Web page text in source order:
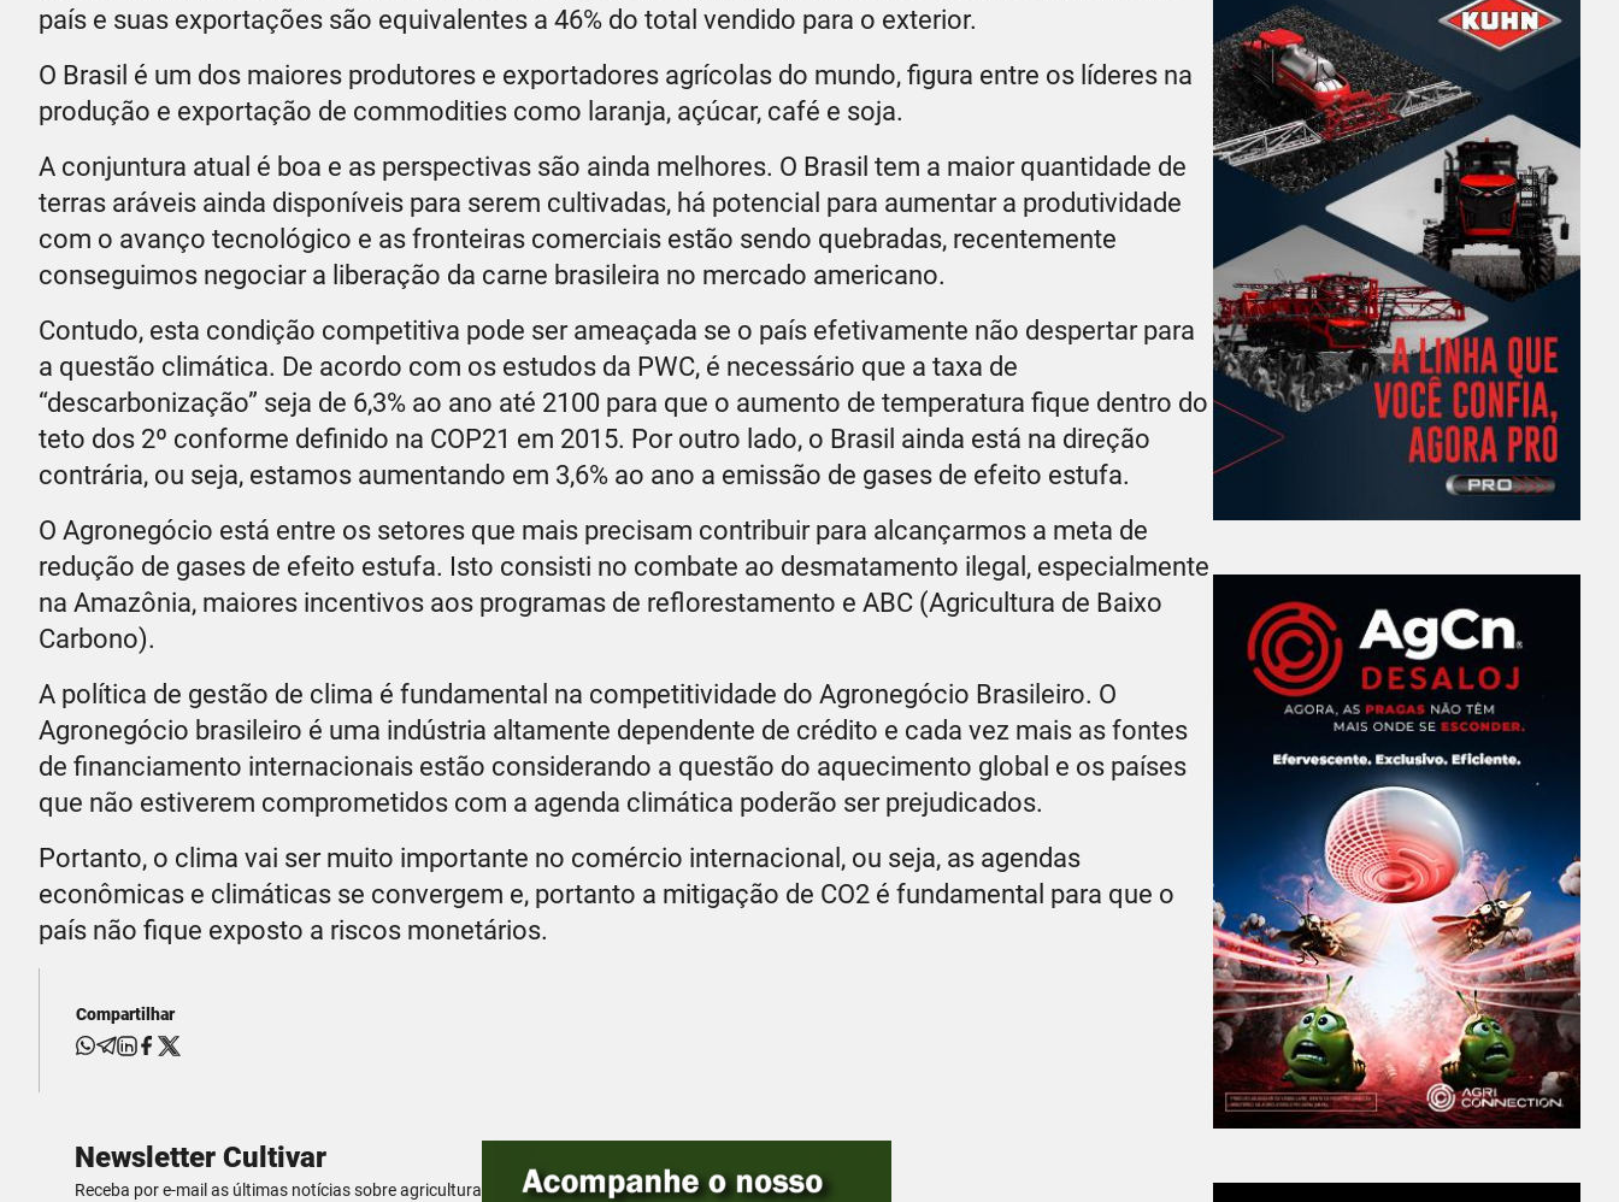
país e suas exportações são equivalentes a 46% do total vendido para o exterior.
O Brasil é um dos maiores produtores e exportadores agrícolas do mundo, figura entre os líderes na
produção e exportação de commodities como laranja, açúcar, café e soja.
A conjuntura atual é boa e as perspectivas são ainda melhores. O Brasil tem a maior quantidade de
terras aráveis ainda disponíveis para serem cultivadas, há potencial para aumentar a produtividade
com o avanço tecnológico e as fronteiras comerciais estão sendo quebradas, recentemente
conseguimos negociar a liberação da carne brasileira no mercado americano.
Contudo, esta condição competitiva pode ser ameaçada se o país efetivamente não despertar para
a questão climática. De acordo com os estudos da PWC, é necessário que a taxa de
“descarbonização” seja de 6,3% ao ano até 2100 para que o aumento de temperatura fique dentro do
teto dos 2º conforme definido na COP21 em 2015. Por outro lado, o Brasil ainda está na direção
contrária, ou seja, estamos aumentando em 3,6% ao ano a emissão de gases de efeito estufa.
O Agronegócio está entre os setores que mais precisam contribuir para alcançarmos a meta de
redução de gases de efeito estufa. Isto consisti no combate ao desmatamento ilegal, especialmente
na Amazônia, maiores incentivos aos programas de reflorestamento e ABC (Agricultura de Baixo
Carbono).
A política de gestão de clima é fundamental na competitividade do Agronegócio Brasileiro. O
Agronegócio brasileiro é uma indústria altamente dependente de crédito e cada vez mais as fontes
de financiamento internacionais estão considerando a questão do aquecimento global e os países
que não estiverem comprometidos com a agenda climática poderão ser prejudicados.
Portanto, o clima vai ser muito importante no comércio internacional, ou seja, as agendas
econômicas e climáticas se convergem e, portanto a mitigação de CO2 é fundamental para que o
país não fique exposto a riscos monetários.
Compartilhar
Newsletter Cultivar
Receba por e-mail as últimas notícias sobre agricultura